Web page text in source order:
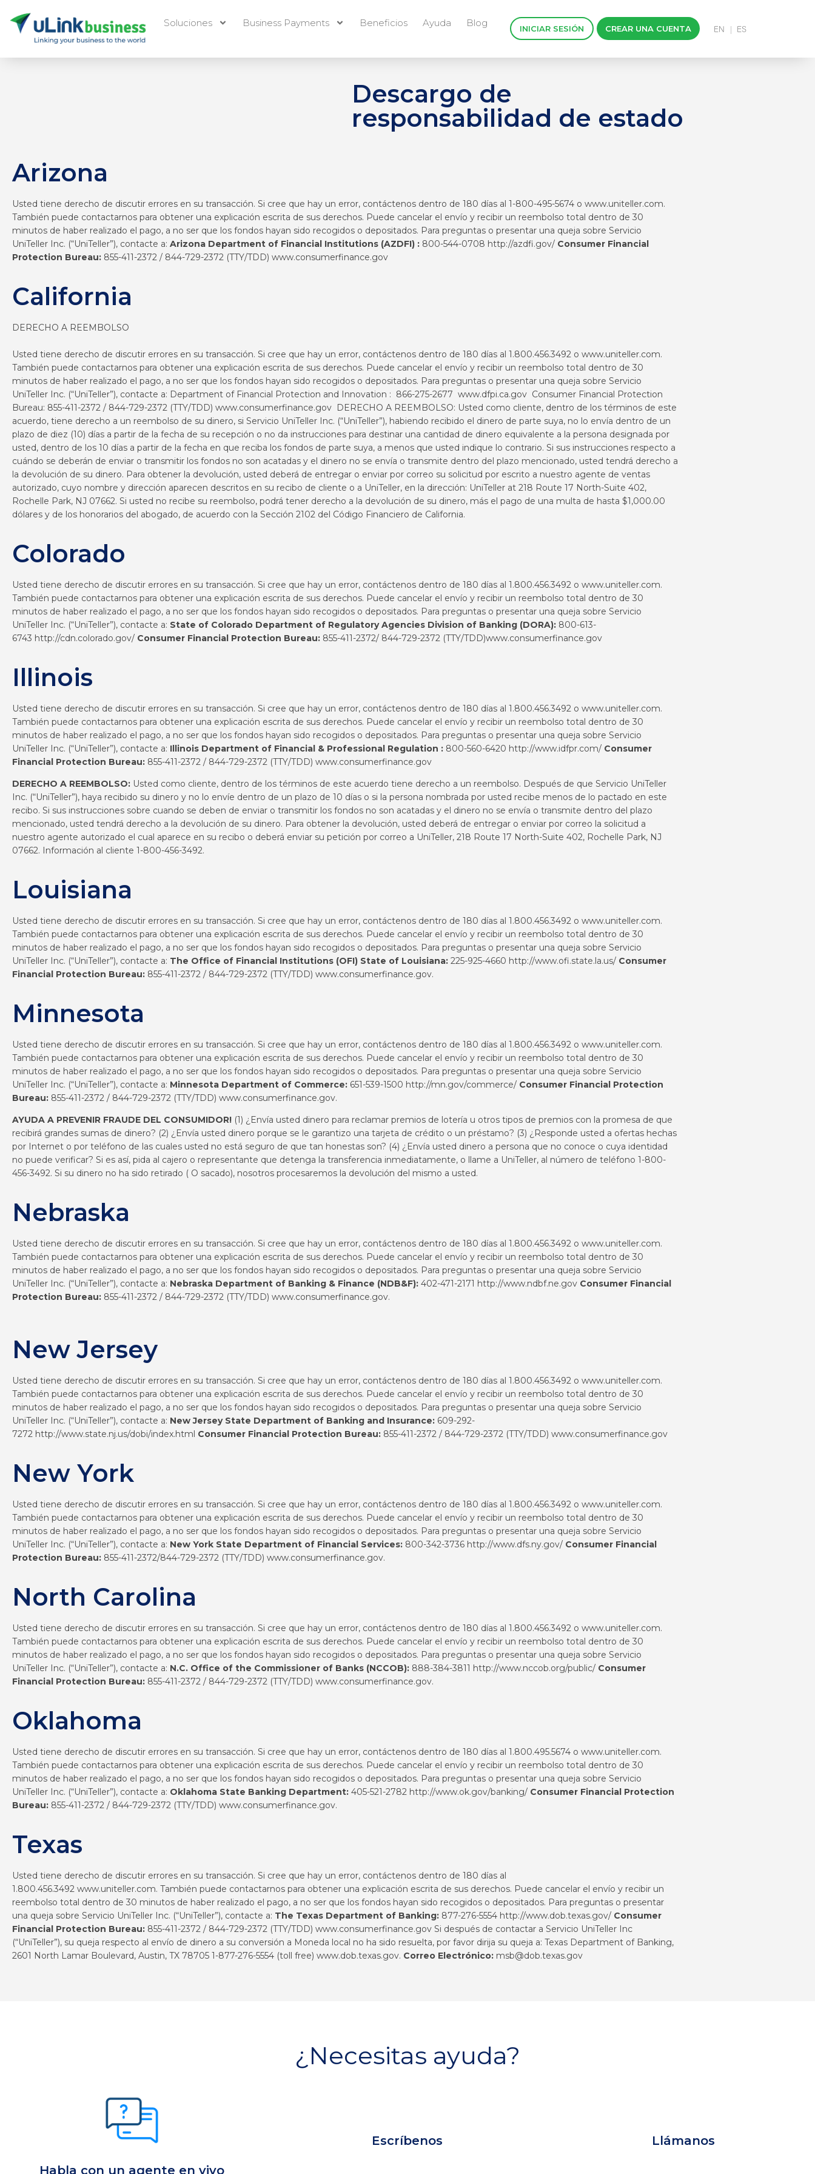
Soluciones Business Payments Beneficios Ayuda Blog
INICIAR SESIÓN CREAR UNA CUENTA
Descargo de
responsabilidad de estado
Arizona
Usted tiene derecho de discutir errores en su transacción. Si cree que hay un error, contáctenos dentro de 180 días al 1-800-495-5674 o www.uniteller.com.
También puede contactarnos para obtener una explicación escrita de sus derechos. Puede cancelar el envío y recibir un reembolso total dentro de 30
minutos de haber realizado el pago, a no ser que los fondos hayan sido recogidos o depositados. Para preguntas o presentar una queja sobre Servicio
UniTeller Inc. (“UniTeller”), contacte a: Arizona Department of Financial Institutions (AZDFI) : 800-544-0708 http://azdfi.gov/ Consumer Financial
Protection Bureau: 855-411-2372 / 844-729-2372 (TTY/TDD) www.consumerfinance.gov
California
DERECHO A REEMBOLSO
Usted tiene derecho de discutir errores en su transacción. Si cree que hay un error, contáctenos dentro de 180 días al 1.800.456.3492 o www.uniteller.com.
También puede contactarnos para obtener una explicación escrita de sus derechos. Puede cancelar el envío y recibir un reembolso total dentro de 30
minutos de haber realizado el pago, a no ser que los fondos hayan sido recogidos o depositados. Para preguntas o presentar una queja sobre Servicio
UniTeller Inc. (“UniTeller”), contacte a: Department of Financial Protection and Innovation : 866-275-2677 www.dfpi.ca.gov Consumer Financial Protection
Bureau: 855-411-2372 / 844-729-2372 (TTY/TDD) www.consumerfinance.gov DERECHO A REEMBOLSO: Usted como cliente, dentro de los términos de este
acuerdo, tiene derecho a un reembolso de su dinero, si Servicio UniTeller Inc. (“UniTeller”), habiendo recibido el dinero de parte suya, no lo envía dentro de un
plazo de diez (10) días a partir de la fecha de su recepción o no da instrucciones para destinar una cantidad de dinero equivalente a la persona designada por
usted, dentro de los 10 días a partir de la fecha en que reciba los fondos de parte suya, a menos que usted indique lo contrario. Si sus instrucciones respecto a
cuándo se deberán de enviar o transmitir los fondos no son acatadas y el dinero no se envía o transmite dentro del plazo mencionado, usted tendrá derecho a
la devolución de su dinero. Para obtener la devolución, usted deberá de entregar o enviar por correo su solicitud por escrito a nuestro agente de ventas
autorizado, cuyo nombre y dirección aparecen descritos en su recibo de cliente o a UniTeller, en la dirección: UniTeller at 218 Route 17 North-Suite 402,
Rochelle Park, NJ 07662. Si usted no recibe su reembolso, podrá tener derecho a la devolución de su dinero, más el pago de una multa de hasta $1,000.00
dólares y de los honorarios del abogado, de acuerdo con la Sección 2102 del Código Financiero de California.
Colorado
Usted tiene derecho de discutir errores en su transacción. Si cree que hay un error, contáctenos dentro de 180 días al 1.800.456.3492 o www.uniteller.com.
También puede contactarnos para obtener una explicación escrita de sus derechos. Puede cancelar el envío y recibir un reembolso total dentro de 30
minutos de haber realizado el pago, a no ser que los fondos hayan sido recogidos o depositados. Para preguntas o presentar una queja sobre Servicio
UniTeller Inc. (“UniTeller”), contacte a: State of Colorado Department of Regulatory Agencies Division of Banking (DORA): 800-613-
6743 http://cdn.colorado.gov/ Consumer Financial Protection Bureau: 855-411-2372/ 844-729-2372 (TTY/TDD)www.consumerfinance.gov
Illinois
Usted tiene derecho de discutir errores en su transacción. Si cree que hay un error, contáctenos dentro de 180 días al 1.800.456.3492 o www.uniteller.com.
También puede contactarnos para obtener una explicación escrita de sus derechos. Puede cancelar el envío y recibir un reembolso total dentro de 30
minutos de haber realizado el pago, a no ser que los fondos hayan sido recogidos o depositados. Para preguntas o presentar una queja sobre Servicio
UniTeller Inc. (“UniTeller”), contacte a: Illinois Department of Financial & Professional Regulation : 800-560-6420 http://www.idfpr.com/ Consumer
Financial Protection Bureau: 855-411-2372 / 844-729-2372 (TTY/TDD) www.consumerfinance.gov
DERECHO A REEMBOLSO: Usted como cliente, dentro de los términos de este acuerdo tiene derecho a un reembolso. Después de que Servicio UniTeller
Inc. (“UniTeller”), haya recibido su dinero y no lo envíe dentro de un plazo de 10 días o si la persona nombrada por usted recibe menos de lo pactado en este
recibo. Si sus instrucciones sobre cuando se deben de enviar o transmitir los fondos no son acatadas y el dinero no se envía o transmite dentro del plazo
mencionado, usted tendrá derecho a la devolución de su dinero. Para obtener la devolución, usted deberá de entregar o enviar por correo la solicitud a
nuestro agente autorizado el cual aparece en su recibo o deberá enviar su petición por correo a UniTeller, 218 Route 17 North-Suite 402, Rochelle Park, NJ
07662. Información al cliente 1-800-456-3492.
Louisiana
Usted tiene derecho de discutir errores en su transacción. Si cree que hay un error, contáctenos dentro de 180 días al 1.800.456.3492 o www.uniteller.com.
También puede contactarnos para obtener una explicación escrita de sus derechos. Puede cancelar el envío y recibir un reembolso total dentro de 30
minutos de haber realizado el pago, a no ser que los fondos hayan sido recogidos o depositados. Para preguntas o presentar una queja sobre Servicio
UniTeller Inc. (“UniTeller”), contacte a: The Office of Financial Institutions (OFI) State of Louisiana: 225-925-4660 http://www.ofi.state.la.us/ Consumer
Financial Protection Bureau: 855-411-2372 / 844-729-2372 (TTY/TDD) www.consumerfinance.gov.
Minnesota
Usted tiene derecho de discutir errores en su transacción. Si cree que hay un error, contáctenos dentro de 180 días al 1.800.456.3492 o www.uniteller.com.
También puede contactarnos para obtener una explicación escrita de sus derechos. Puede cancelar el envío y recibir un reembolso total dentro de 30
minutos de haber realizado el pago, a no ser que los fondos hayan sido recogidos o depositados. Para preguntas o presentar una queja sobre Servicio
UniTeller Inc. (“UniTeller”), contacte a: Minnesota Department of Commerce: 651-539-1500 http://mn.gov/commerce/ Consumer Financial Protection
Bureau: 855-411-2372 / 844-729-2372 (TTY/TDD) www.consumerfinance.gov.
AYUDA A PREVENIR FRAUDE DEL CONSUMIDOR! (1) ¿Envía usted dinero para reclamar premios de lotería u otros tipos de premios con la promesa de que
recibirá grandes sumas de dinero? (2) ¿Envía usted dinero porque se le garantizo una tarjeta de crédito o un préstamo? (3) ¿Responde usted a ofertas hechas
por Internet o por teléfono de las cuales usted no está seguro de que tan honestas son? (4) ¿Envía usted dinero a persona que no conoce o cuya identidad
no puede verificar? Si es así, pida al cajero o representante que detenga la transferencia inmediatamente, o llame a UniTeller, al número de teléfono 1-800-
456-3492. Si su dinero no ha sido retirado ( O sacado), nosotros procesaremos la devolución del mismo a usted.
Nebraska
Usted tiene derecho de discutir errores en su transacción. Si cree que hay un error, contáctenos dentro de 180 días al 1.800.456.3492 o www.uniteller.com.
También puede contactarnos para obtener una explicación escrita de sus derechos. Puede cancelar el envío y recibir un reembolso total dentro de 30
minutos de haber realizado el pago, a no ser que los fondos hayan sido recogidos o depositados. Para preguntas o presentar una queja sobre Servicio
UniTeller Inc. (“UniTeller”), contacte a: Nebraska Department of Banking & Finance (NDB&F): 402-471-2171 http://www.ndbf.ne.gov Consumer Financial
Protection Bureau: 855-411-2372 / 844-729-2372 (TTY/TDD) www.consumerfinance.gov.
New Jersey
Usted tiene derecho de discutir errores en su transacción. Si cree que hay un error, contáctenos dentro de 180 días al 1.800.456.3492 o www.uniteller.com.
También puede contactarnos para obtener una explicación escrita de sus derechos. Puede cancelar el envío y recibir un reembolso total dentro de 30
minutos de haber realizado el pago, a no ser que los fondos hayan sido recogidos o depositados. Para preguntas o presentar una queja sobre Servicio
UniTeller Inc. (“UniTeller”), contacte a: New Jersey State Department of Banking and Insurance: 609-292-
7272 http://www.state.nj.us/dobi/index.html Consumer Financial Protection Bureau: 855-411-2372 / 844-729-2372 (TTY/TDD) www.consumerfinance.gov
New York
Usted tiene derecho de discutir errores en su transacción. Si cree que hay un error, contáctenos dentro de 180 días al 1.800.456.3492 o www.uniteller.com.
También puede contactarnos para obtener una explicación escrita de sus derechos. Puede cancelar el envío y recibir un reembolso total dentro de 30
minutos de haber realizado el pago, a no ser que los fondos hayan sido recogidos o depositados. Para preguntas o presentar una queja sobre Servicio
UniTeller Inc. (“UniTeller”), contacte a: New York State Department of Financial Services: 800-342-3736 http://www.dfs.ny.gov/ Consumer Financial
Protection Bureau: 855-411-2372/844-729-2372 (TTY/TDD) www.consumerfinance.gov.
North Carolina
Usted tiene derecho de discutir errores en su transacción. Si cree que hay un error, contáctenos dentro de 180 días al 1.800.456.3492 o www.uniteller.com.
También puede contactarnos para obtener una explicación escrita de sus derechos. Puede cancelar el envío y recibir un reembolso total dentro de 30
minutos de haber realizado el pago, a no ser que los fondos hayan sido recogidos o depositados. Para preguntas o presentar una queja sobre Servicio
UniTeller Inc. (“UniTeller”), contacte a: N.C. Office of the Commissioner of Banks (NCCOB): 888-384-3811 http://www.nccob.org/public/ Consumer
Financial Protection Bureau: 855-411-2372 / 844-729-2372 (TTY/TDD) www.consumerfinance.gov.
Oklahoma
Usted tiene derecho de discutir errores en su transacción. Si cree que hay un error, contáctenos dentro de 180 días al 1.800.495.5674 o www.uniteller.com.
También puede contactarnos para obtener una explicación escrita de sus derechos. Puede cancelar el envío y recibir un reembolso total dentro de 30
minutos de haber realizado el pago, a no ser que los fondos hayan sido recogidos o depositados. Para preguntas o presentar una queja sobre Servicio
UniTeller Inc. (“UniTeller”), contacte a: Oklahoma State Banking Department: 405-521-2782 http://www.ok.gov/banking/ Consumer Financial Protection
Bureau: 855-411-2372 / 844-729-2372 (TTY/TDD) www.consumerfinance.gov.
Texas
Usted tiene derecho de discutir errores en su transacción. Si cree que hay un error, contáctenos dentro de 180 días al
1.800.456.3492 www.uniteller.com. También puede contactarnos para obtener una explicación escrita de sus derechos. Puede cancelar el envío y recibir un
reembolso total dentro de 30 minutos de haber realizado el pago, a no ser que los fondos hayan sido recogidos o depositados. Para preguntas o presentar
una queja sobre Servicio UniTeller Inc. (“UniTeller”), contacte a: The Texas Department of Banking: 877-276-5554 http://www.dob.texas.gov/ Consumer
Financial Protection Bureau: 855-411-2372 / 844-729-2372 (TTY/TDD) www.consumerfinance.gov Si después de contactar a Servicio UniTeller Inc
(“UniTeller”), su queja respecto al envío de dinero a su conversión a Moneda local no ha sido resuelta, por favor dirija su queja a: Texas Department of Banking,
2601 North Lamar Boulevard, Austin, TX 78705 1-877-276-5554 (toll free) www.dob.texas.gov. Correo Electrónico: msb@dob.texas.gov
¿Necesitas ayuda?
Habla con un agente en vivo
Escríbenos Llámanos